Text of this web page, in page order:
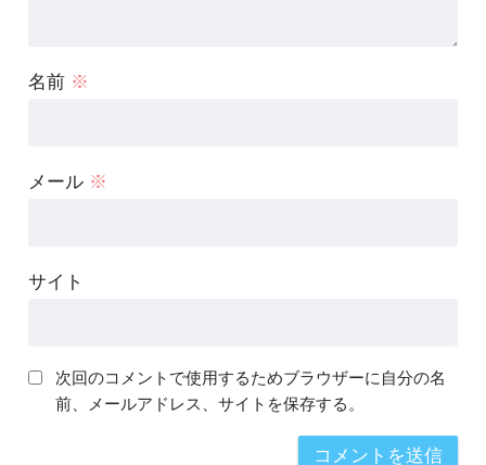
名前 ※
メール ※
サイト
次回のコメントで使用するためブラウザーに自分の名
前、メールアドレス、サイトを保存する。